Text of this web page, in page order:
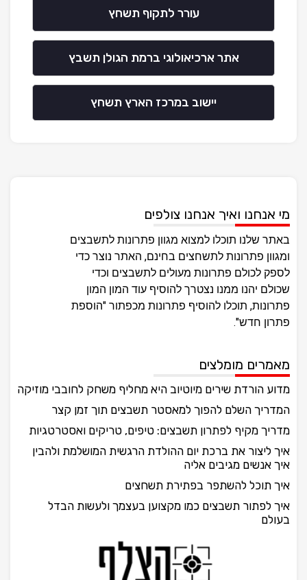
עורר לתקוף תשחץ
אתר ארכיאולוגי ברמת הגולן תשבץ
יישוב במרכז הארץ תשחץ
מי אנחנו ואיך אנחנו צולפים
באתר שלנו תוכלו למצוא מגוון פתרונות לתשבצים
ומגוון פתרונות לתשחצים בחינם, האתר נוצר כדי
לספק לכולם פתרונות מעולים לתשבצים וכדי
שכולם יהנו ממנו נצטרך להוסיף עוד המון המון
פתרונות, תוכלו להוסיף פתרונות מכפתור "הוספת
פתרון חדש".
מאמרים מומלצים
מדוע הורדת שירים מיוטיוב היא מחליף משחק לחובבי מוזיקה
המדריך השלם להפוך למאסטר תשבצים תוך זמן קצר
מדריך מקיף לפתרון תשבצים: טיפים, טריקים ואסטרטגיות
איך ליצור את ברכת יום ההולדת הרגשית המושלמת ולהבין
איך אנשים מגיבים אליה
איך תוכל להשתפר בפתירת תשחצים
איך לפתור תשבצים כמו מקצוען בעצמך ולעשות הבדל
בעולם